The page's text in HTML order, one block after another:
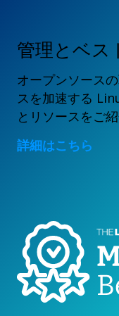
管理とベス
オープンソース
スを加速する
とリソースをご紹
詳細はこちら